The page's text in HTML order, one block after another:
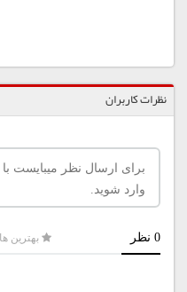
نظرات کاربران